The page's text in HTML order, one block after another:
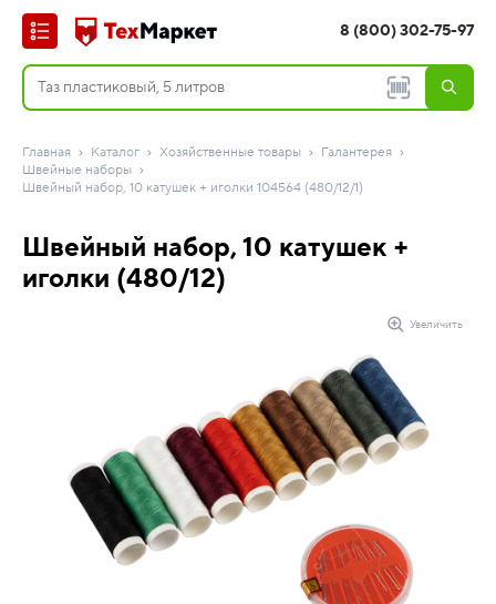
8 (800) 302-75-97
Главная Каталог Хозяйственные товары
Галантерея
Швейные наборы
Швейный набор, 10 катушек + иголки 104564 (480/12/1)
Швейный набор, 10 катушек +
иголки (480/12)
Увеличить